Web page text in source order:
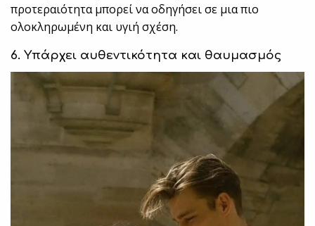
προτεραιότητα μπορεί να οδηγήσει σε μια πιο
ολοκληρωμένη και υγιή σχέση.
6. Υπάρχει αυθεντικότητα και θαυμασμός